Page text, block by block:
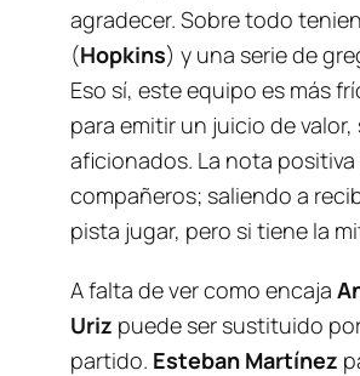
agradecer. Sobre todo
(Hopkins) y una serie de
Eso sí, este equipo es más
para emitir un juicio de
aficionados. La nota
compañeros; saliendo a
pista jugar, pero si tiene la
A falta de ver como encaja
Uriz puede ser sustituido
partido. Esteban Martínez